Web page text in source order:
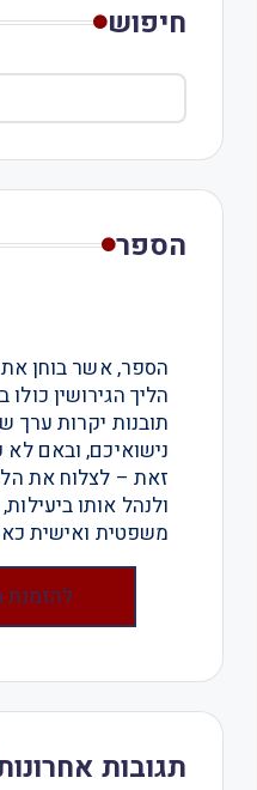
חיפוש
הספר
הספר, אשר בוחן את
הליך הגירושין
תובנות יקרות
נישואיכם, ובאם
זאת – לצלוח את
ולנהל אותו
משפטית ואישית
להזמנת
תגובות